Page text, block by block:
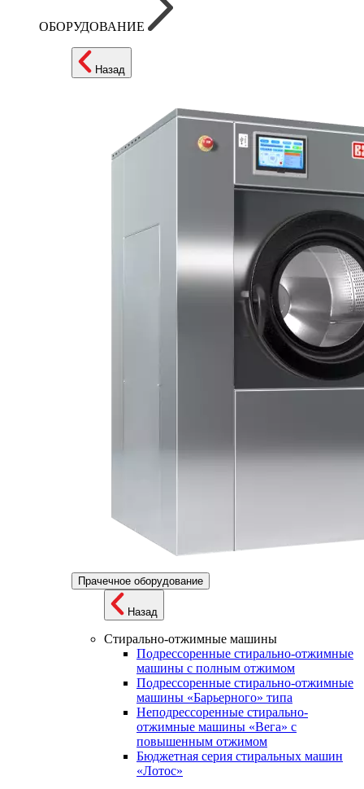
ОБОРУДОВАНИЕ
Назад
Прачечное оборудование
Назад
Стирально-отжимные машины
Подрессоренные стирально-отжимные
машины с полным отжимом
Подрессоренные стирально-отжимные
машины «Барьерного» типа
Неподрессоренные стирально-
отжимные машины «Вега» с
повышенным отжимом
Бюджетная серия стиральных машин
«Лотос»